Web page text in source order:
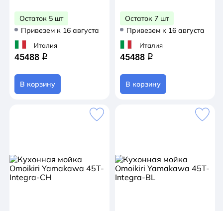
Остаток 5 шт
Привезем к 16 августа
Италия
45488 q
В корзину
Остаток 7 шт
Привезем к 16 августа
Италия
45488 q
В корзину